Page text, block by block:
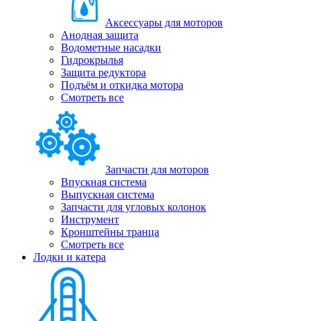
Аксессуары для моторов
Анодная защита
Водометные насадки
Гидрокрылья
Защита редуктора
Подъём и откидка мотора
Смотреть все
Запчасти для моторов
Впускная система
Выпускная система
Запчасти для угловых колонок
Инструмент
Кронштейны транца
Смотреть все
Лодки и катера